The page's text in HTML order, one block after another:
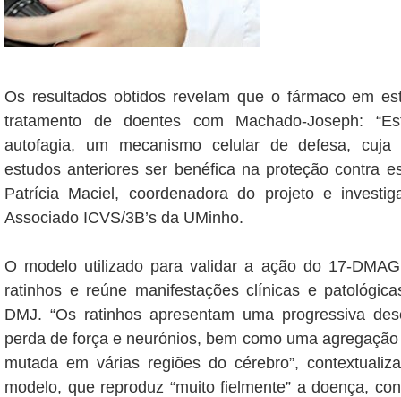
Os resultados obtidos revelam que o fármaco em
tratamento de doentes com Machado-Joseph:
autofagia, um mecanismo celular de defesa, cuja
estudos anteriores ser benéfica na proteção contra
Patrícia Maciel, coordenadora do projeto e
Associado ICVS/3B’s da UMinho.
O modelo utilizado para validar a ação do 17-
ratinhos e reúne manifestações clínicas e
DMJ. “Os ratinhos apresentam uma progressiva
perda de força e neurónios, bem como uma
mutada em várias regiões do cérebro”,
modelo, que reproduz “muito fielmente” a doença,